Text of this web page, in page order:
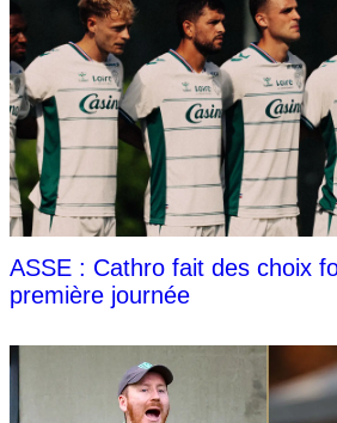
ASSE : Cathro fait des choix
première journée